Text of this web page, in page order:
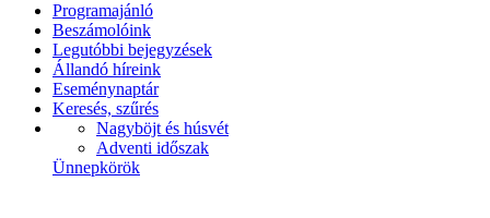
Programajánló
Beszámolóink
Legutóbbi bejegyzések
Állandó híreink
Eseménynaptár
Keresés, szűrés
Nagyböjt és húsvét
Adventi időszak
Ünnepkörök